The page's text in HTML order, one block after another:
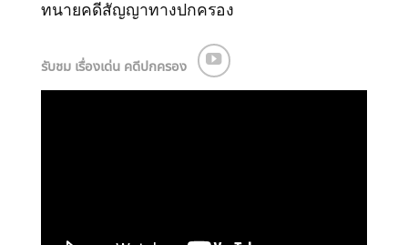
ทนายคดีสัญญาทางปกครอง
รับชม เรื่องเด่น คดีปกครอง